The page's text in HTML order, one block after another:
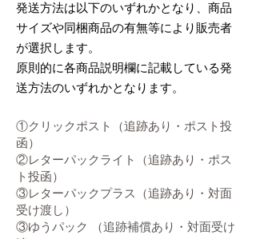
発送方法は以下のいずれかとなり、商品
サイズや同梱商品の有無等により販売者
が選択します。
原則的に各商品説明欄に記載している発
送方法のいずれかとなります。
①クリックポスト（追跡あり・ポスト投
函）
②レターパックライト（追跡あり・ポス
ト投函）
③レターパックプラス（追跡あり・対面
受け渡し）
③ゆうパック （追跡補償あり・対面受け